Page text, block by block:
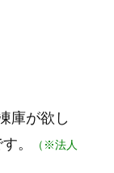
庫が欲し
。
（※法人